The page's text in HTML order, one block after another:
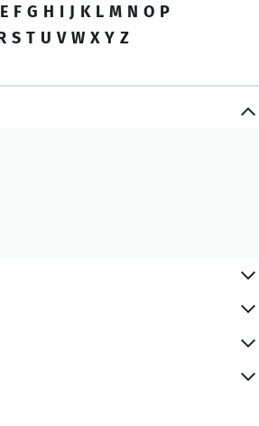
E F G H I J K L M N O P
S T U V W X Y Z